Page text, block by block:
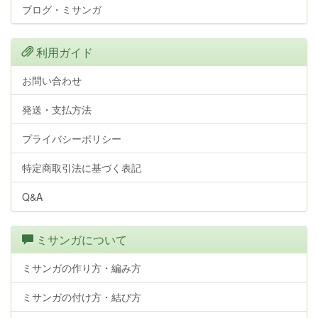
ブログ・ミサンガ
利用ガイド
お問い合わせ
発送・支払方法
プライバシーポリシー
特定商取引法に基づく表記
Q&A
ミサンガについて
ミサンガの作り方・編み方
ミサンガの付け方・結び方